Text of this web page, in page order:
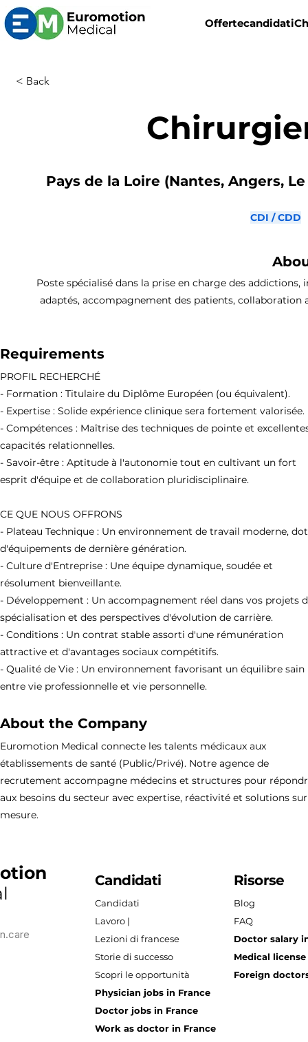
Offertecandidati
< Back
Pays de la Loire (Nantes, Angers,
CDI / CDD
Poste spécialisé dans la prise en charge des
adaptés, accompagnement des patients, collaboration
Requirements
PROFIL RECHERCHÉ
- Formation : Titulaire du Diplôme Européen (ou équivalent).
- Expertise : Solide expérience clinique sera fortement valorisée.
- Compétences : Maîtrise des techniques de pointe et
capacités relationnelles.
- Savoir-être : Aptitude à l'autonomie tout en cultivant un fort
esprit d'équipe et de collaboration pluridisciplinaire.
CE QUE NOUS OFFRONS
- Plateau Technique : Un environnement de travail moderne,
d'équipements de dernière génération.
- Culture d'Entreprise : Une équipe dynamique, soudée et
résolument bienveillante.
- Développement : Un accompagnement réel dans vos projets
spécialisation et des perspectives d'évolution de carrière.
- Conditions : Un contrat stable assorti d'une rémunération
attractive et d'avantages sociaux compétitifs.
- Qualité de Vie : Un environnement favorisant un équilibre sain
entre vie professionnelle et vie personnelle.
About the Company
Euromotion Medical connecte les talents médicaux aux
établissements de santé (Public/Privé). Notre agence de
recrutement accompagne médecins et structures pour
aux besoins du secteur avec expertise, réactivité et solutions sur
mesure.
Candidati
Candidati
Lavoro |
Lezioni di francese
Storie di successo
Scopri le opportunità
Physician jobs in France
Doctor jobs in France
Work as doctor in France
Risorse
Blog
FAQ
Doctor salary
Medical
Foreign